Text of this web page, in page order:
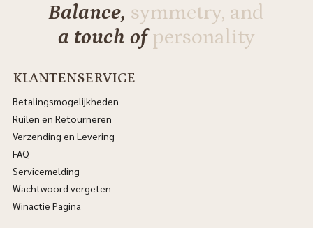
Balance, symmetry, and
a touch ofpersonality
KLANTENSERVICE
Betalingsmogelijkheden
Ruilen en Retourneren
Verzending en Levering
FAQ
Servicemelding
Wachtwoord vergeten
Winactie Pagina